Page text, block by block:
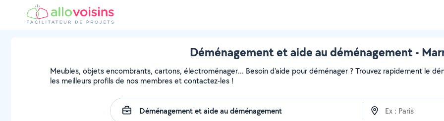
Déménagement et aide au déménagement -
Meubles, objets encombrants, cartons, électroménager... Besoin d'aide pour déménager ? Trouvez rapidement le
les meilleurs profils de nos membres et contactez-les !